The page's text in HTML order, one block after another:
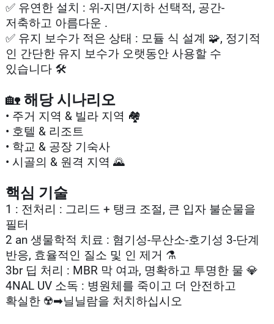
✅ 유연한 설치 : 위-지면/지하 선택적, 공간-
저축하고 아름다운 .️
✅ 유지 보수가 적은 상태 : 모듈 식 설계 🧩, 정기적
인 간단한 유지 보수가 오랫동안 사용할 수
있습니다 🛠️
🏡해당 시나리오
• 주거 지역 & 빌라 지역 🏘️
• 호텔 & 리조트
• 학교 & 공장 기숙사
• 시골의 & 원격 지역 🌄
핵심 기술
1️ : 전처리 : 그리드 + 탱크 조절, 큰 입자 불순물을
필터
2️ an 생물학적 치료 : 혐기성-무산소-호기성 3-단계
반응, 효율적인 질소 및 인 제거 ⚗️
3️br 딥 처리 : MBR 막 여과, 명확하고 투명한 물 💎
4NAL UV 소독 : 병원체를 죽이고 더 안전하고
확실한 ☢️➡닐닐람을 처치하십시오